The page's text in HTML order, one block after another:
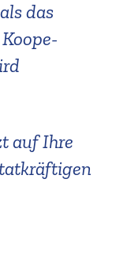
das
Koope­
auf Ihre